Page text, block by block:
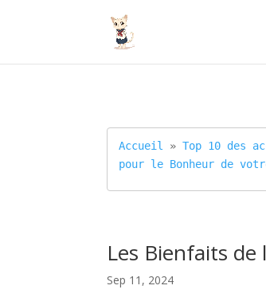
Accueil » Top 10 des
pour le Bonheur de
Les Bienfaits de
Sep 11, 2024